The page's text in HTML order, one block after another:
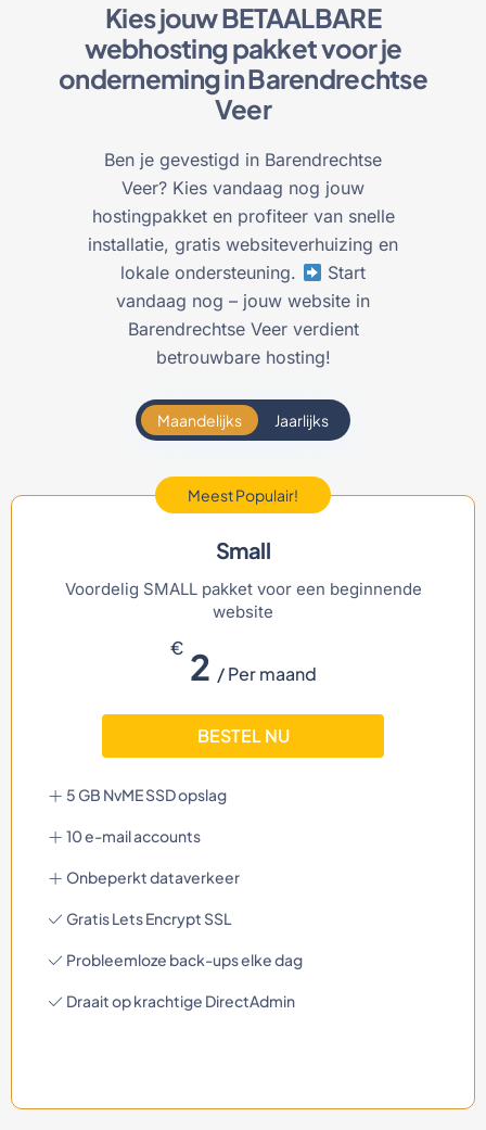
Kies jouw BETAALBARE
webhosting pakket voor je
onderneming in Barendrechtse
Veer
Ben je gevestigd in Barendrechtse
Veer? Kies vandaag nog jouw
hostingpakket en profiteer van snelle
installatie, gratis websiteverhuizing en
lokale ondersteuning.
Start
vandaag nog – jouw website in
Barendrechtse Veer verdient
betrouwbare hosting!
Maandelijks Jaarlijks
Meest Populair!
Small
Voordelig SMALL pakket voor een beginnende
website
€2 / Per maand
BESTEL NU
5 GB NvME SSD opslag
10 e-mail accounts
Onbeperkt dataverkeer
Gratis Lets Encrypt SSL
Probleemloze back-ups elke dag
Draait op krachtige DirectAdmin